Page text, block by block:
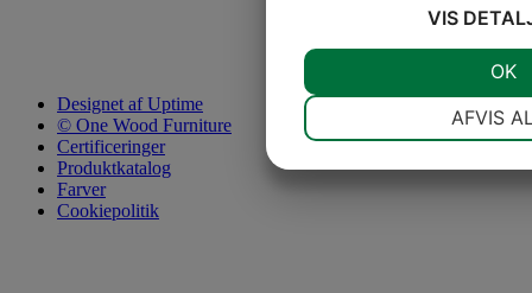
Designet af Uptime
© One Wood Furniture
Certificeringer
Produktkatalog
Farver
Cookiepolitik
VIS
AFVIS
OK